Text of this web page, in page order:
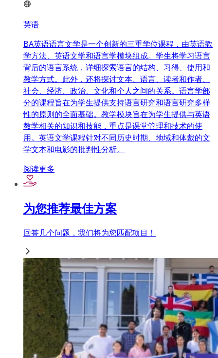
英语
BA英语语言文学是一个创新的三重学位课程，由英语教
学方法、英语文学和语言学模块组成。学生将学习语言
背后的语言系统，详细探索语言的结构、习得、使用和
教学方式。此外，还将探讨文本、语言、读者和作者、
社会、经济、政治、文化和个人之间的关系。语言学部
分的课程旨在为学生提供支持语言研究和语言研究多样
性的原则的全面基础。教学模块旨在为学生提供与英语
教学相关的知识和技能，重点是课堂管理和技术的使
用。英语文学课程针对不同历史时期、地域和体裁的文
学文本和电影的批判性分析。
阅读更多
为您推荐最佳方案
回答几个问题，我们将为您匹配项目！